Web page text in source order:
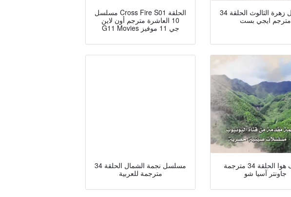
مسلسل Cross Fire S01 الحلقة
10 العاشرة مترجم أون لاين
G11 Movies جي 11 موفيز
مسلسل زهرة الثالوث الحلقة 34
مترجم ايجي بست
مسلسل نجمة الشمال الحلقة 34
مترجمة للعربية
الشيف هوا الحلقة 34 مترجمة
جاونتر آسيا شو